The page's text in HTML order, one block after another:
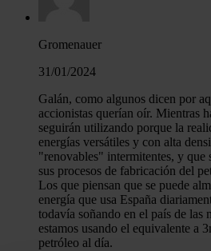
Gromenauer
31/01/2024
Galán, como algunos dicen por
accionistas querían oír. Mientras
seguirán utilizando porque la
energías versátiles y con alta
"renovables" intermitentes, y que
sus procesos de fabricación del
Los que piensan que se puede
energía que usa España
todavía soñando en el país de las
estamos usando el equivalente a
petróleo al día.